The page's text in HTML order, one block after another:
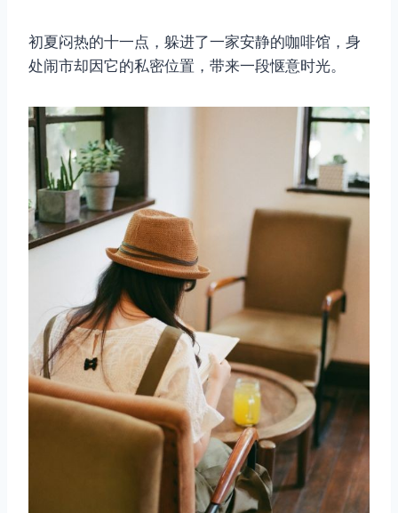
初夏闷热的十一点，躲进了一家安静的咖啡馆，身
处闹市却因它的私密位置，带来一段惬意时光。